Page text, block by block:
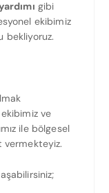
gibi
ekibimiz
bekliyoruz.
ekibimiz ve
ile bölgesel
vermekteyiz.